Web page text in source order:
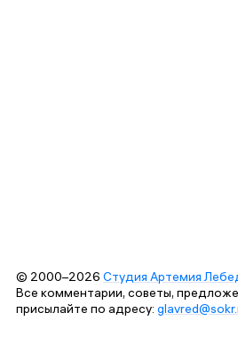
© 2000–2026 Студия Артемия
Все комментарии, советы,
присылайте по адресу: